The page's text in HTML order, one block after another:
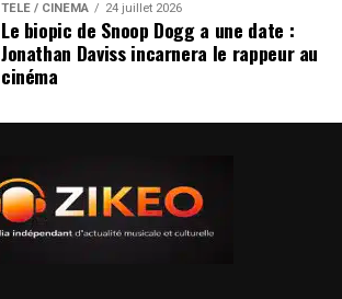
TÉLÉ / CINÉMA 24 juillet 2026
Le biopic de Snoop Dogg a une date :
Jonathan Daviss incarnera le rappeur au
cinéma